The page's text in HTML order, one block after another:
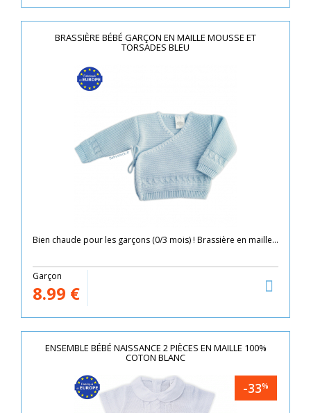
BRASSIÈRE BÉBÉ GARÇON EN MAILLE MOUSSE ET
TORSADES BLEU
Bien chaude pour les garçons (0/3 mois) ! Brassière en maille...
Garçon
8.99 €
ENSEMBLE BÉBÉ NAISSANCE 2 PIÈCES EN MAILLE 100%
COTON BLANC
-33%